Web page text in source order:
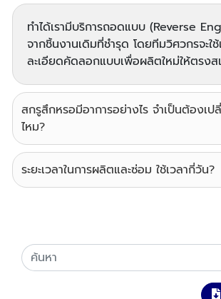
ทำได้เรามีบริการถอดแบบ (Reverse
จากชิ้นงานเดิมที่ชำรุด โดยทีมวิศวกรจะใ
ละเอียดคัดลอกแบบเพื่อผลิตใหม่ให้ตรงส
สกรูสึกหรอมีอาการอย่างไร จำเป็นต้องเป
ไหม?
ระยะเวลาในการผลิตและซ่อม ใช้เวลากี่วัน?